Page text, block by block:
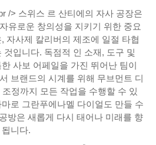
/> 스위스 르 산티에의 자사 공장은
유로운 창의성을 지키기 위한 중요
자사제 칼리버의 제조에 일절 타협
입니다. 독점적 인 소재, 도구 및
사보 어페일을 가진 뛰어난 팀이
브랜드의 시계를 위해 무브먼트 디
정까지 모든 작업을 수행할 수 있
로 그란푸에나멜 다이얼도 만들 수
방은 새롭게 다시 태어나 미래를 향
니다.